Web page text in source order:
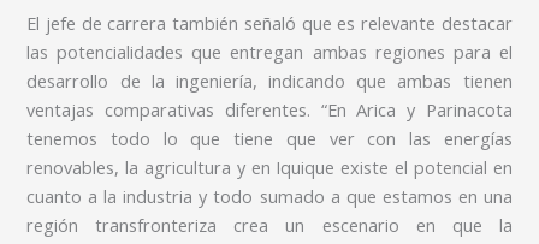
El jefe de carrera también señaló que es relevante destacar
las potencialidades que entregan ambas regiones para el
desarrollo de la ingeniería, indicando que ambas tienen
ventajas comparativas diferentes. “En Arica y Parinacota
tenemos todo lo que tiene que ver con las energías
renovables, la agricultura y en Iquique existe el potencial en
cuanto a la industria y todo sumado a que estamos en una
región transfronteriza crea un escenario en que la